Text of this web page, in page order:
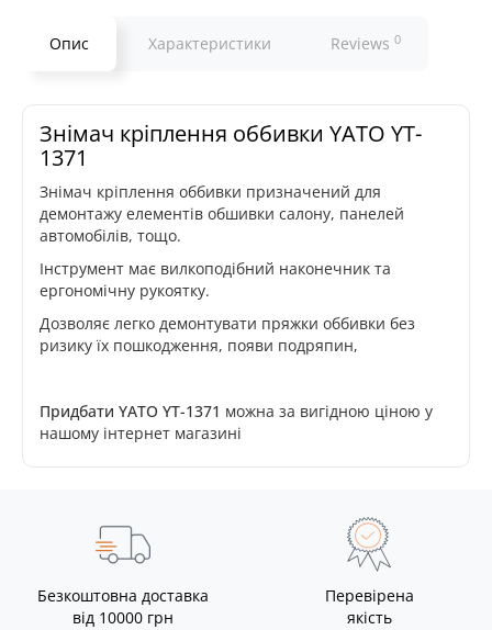
Опис Характеристики Reviews 0
Знімач кріплення оббивки YATO YT-
1371
Знімач кріплення оббивки призначений для
демонтажу елементів обшивки салону, панелей
автомобілів, тощо.
Інструмент має вилкоподібний наконечник та
ергономічну рукоятку.
Дозволяє легко демонтувати пряжки оббивки без
ризику їх пошкодження, появи подряпин,
Придбати YATO YT-1371 можна за вигідною ціною у
нашому інтернет магазині
Безкоштовна доставка
від 10000 грн
Перевірена
якість